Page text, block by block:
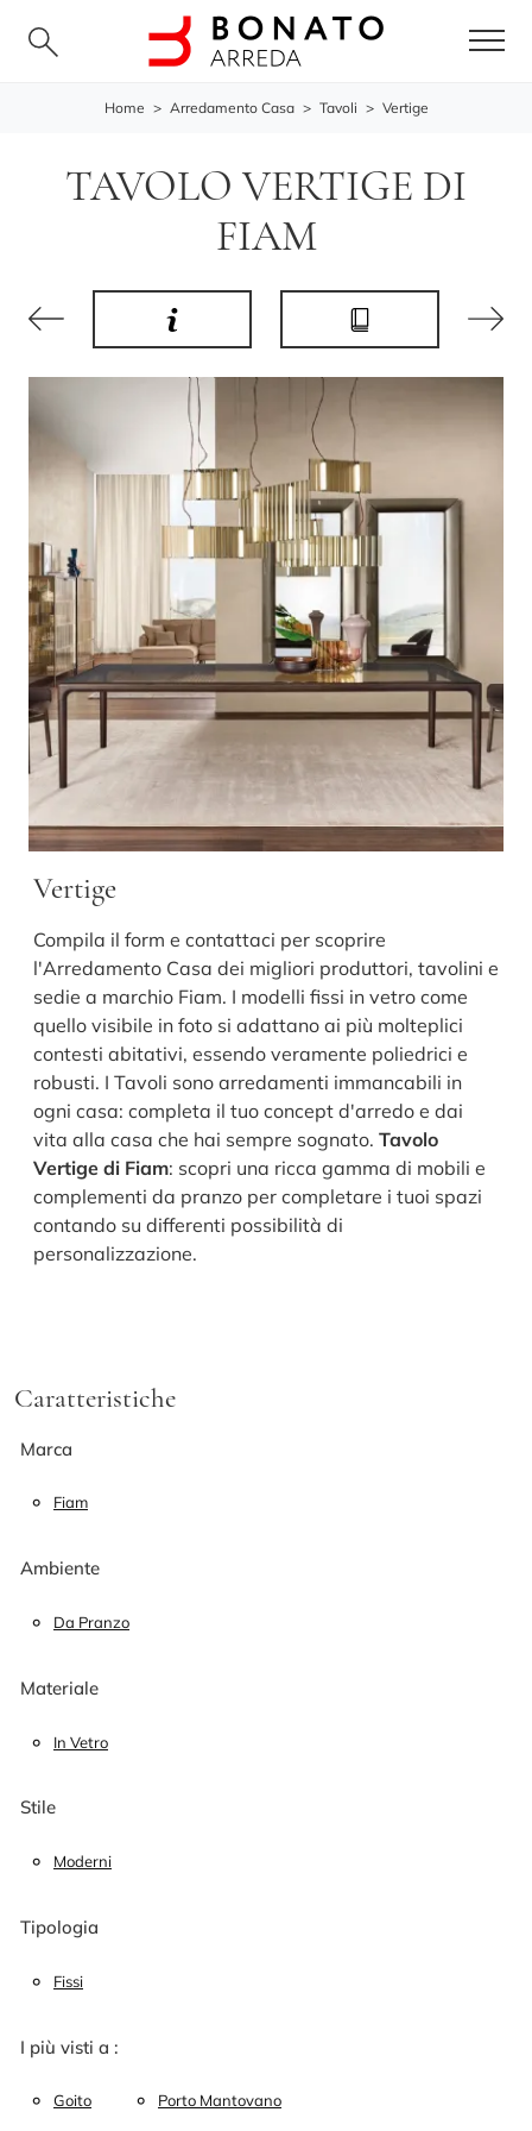
Home > Arredamento Casa > Tavoli > Vertige
TAVOLO VERTIGE DI
FIAM
Vertige
Compila il form e contattaci per scoprire
l'Arredamento Casa dei migliori produttori, tavolini e
sedie a marchio Fiam. I modelli fissi in vetro come
quello visibile in foto si adattano ai più molteplici
contesti abitativi, essendo veramente poliedrici e
robusti. I Tavoli sono arredamenti immancabili in
ogni casa: completa il tuo concept d'arredo e dai
vita alla casa che hai sempre sognato. Tavolo
Vertige di Fiam: scopri una ricca gamma di mobili e
complementi da pranzo per completare i tuoi spazi
contando su differenti possibilità di
personalizzazione.
Caratteristiche
Marca
Fiam
Ambiente
Da Pranzo
Materiale
In Vetro
Stile
Moderni
Tipologia
Fissi
I più visti a :
Goito Porto Mantovano